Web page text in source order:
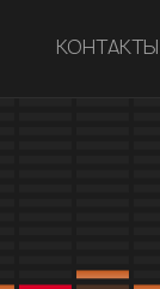
КОНТАКТЫ